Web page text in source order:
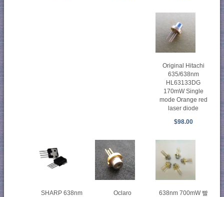
Original Hitachi
635/638nm
HL63133DG
170mW Single
mode Orange red
laser diode
$98.00
SHARP 638nm
Oclaro
638nm 700mW 빨